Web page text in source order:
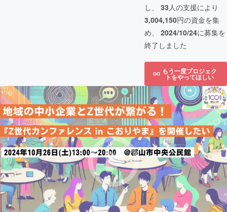
し、 33人の支援により
3,004,150円の資金を集
め、 2024/10/24に募集を
終了しました
もう一度プロジェク
トをやってほしい